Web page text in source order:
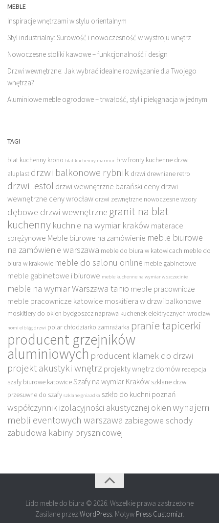
MEBLE
Inspiracje wnętrzami w stylu orientalnym
Styl industrialny: Surowość i nowoczesność w wystroju wnętrz
Nowoczesne stoliki kawowe – funkcjonalność i design
Drzwi wewnętrzne: Jak wybrać idealne rozwiązanie dla Twojego
wnętrza?
Aluminiowe meble ogrodowe – trwałość, styl i pielęgnacja w jednym
TAGI
blat kuchenny krono blat kuchenny marmur brw fronty kuchenne drzwi
aluplast drzwi balkonowe rybnik drzwi drewniane retro
drzwi lestol drzwi wewnętrzne barański ceny drzwi
wewnętrzne ceny wrocław drzwi zewnętrzne nowoczesne wzory
dębowe drzwi wewnętrzne granit na blat
kuchenny kuchnie na wymiar kraków materace
sprężynowe Meble biurowe na zamówienie meble biurowe
na zamówienie warszawa meble do biura w katowicach meble do
biura w krakowie meble do salonu online meble gabinetowe
meble gabinetowe i biurowe meble kuchenne na wymiar w szczecinie
meble na wymiar Warszawa tanio meble pracownicze
meble pracownicze katowice moskitiera w drzwi balkonowe
moskitiery do okien bydgoszcz naprawa kuchenek elektrycznych wrocław
nomi elbląg drzwi polar chłodziarko zamrażarka pranie tapicerki
producent grzejników
aluminiowych producent klamek do drzwi
projekt akustyki wnętrz projekty wnętrz domów recepcja
szafy biurowe katowiceSzafy na wymiar Kraków szklane drzwi
przesuwne do szafy szklane gniazdka szkło do kuchni poznań
współczynnik izolacyjności akustycznej okienwynajem
mebli eventowych warszawa zabiegowe schody
zabudowa kabiny prysznicowej
Lido meble do biura © 2026. Wszelkie prawa zastrzeżone
Zasilane przez WordPress. Motyw Press Customizr.